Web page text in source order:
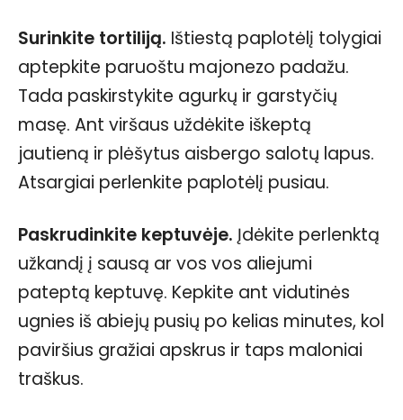
Surinkite tortiliją. Ištiestą paplotėlį tolygiai
aptepkite paruoštu majonezo padažu.
Tada paskirstykite agurkų ir garstyčių
masę. Ant viršaus uždėkite iškeptą
jautieną ir plėšytus aisbergo salotų lapus.
Atsargiai perlenkite paplotėlį pusiau.
Paskrudinkite keptuvėje. Įdėkite perlenktą
užkandį į sausą ar vos vos aliejumi
pateptą keptuvę. Kepkite ant vidutinės
ugnies iš abiejų pusių po kelias minutes, kol
paviršius gražiai apskrus ir taps maloniai
traškus.